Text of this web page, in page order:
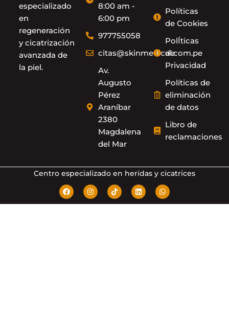
especializado
en
regeneración
y cicatrización
avanzada de
la piel.
8:00 am -
6:00 pm
977755058
citas@skinmedical.com.pe
Av.
Augusto
Pérez
Araníbar
2380
Magdalena
del Mar
Políticas
de Cookies
PolÍticas
de
Privacidad
Políticas de
eliminación
de datos
Libro de
reclamaciones
Centro especializado en heridas y cicatrices
F
a
c
I
n
s
T
i
k
L
i
n
W
h
a